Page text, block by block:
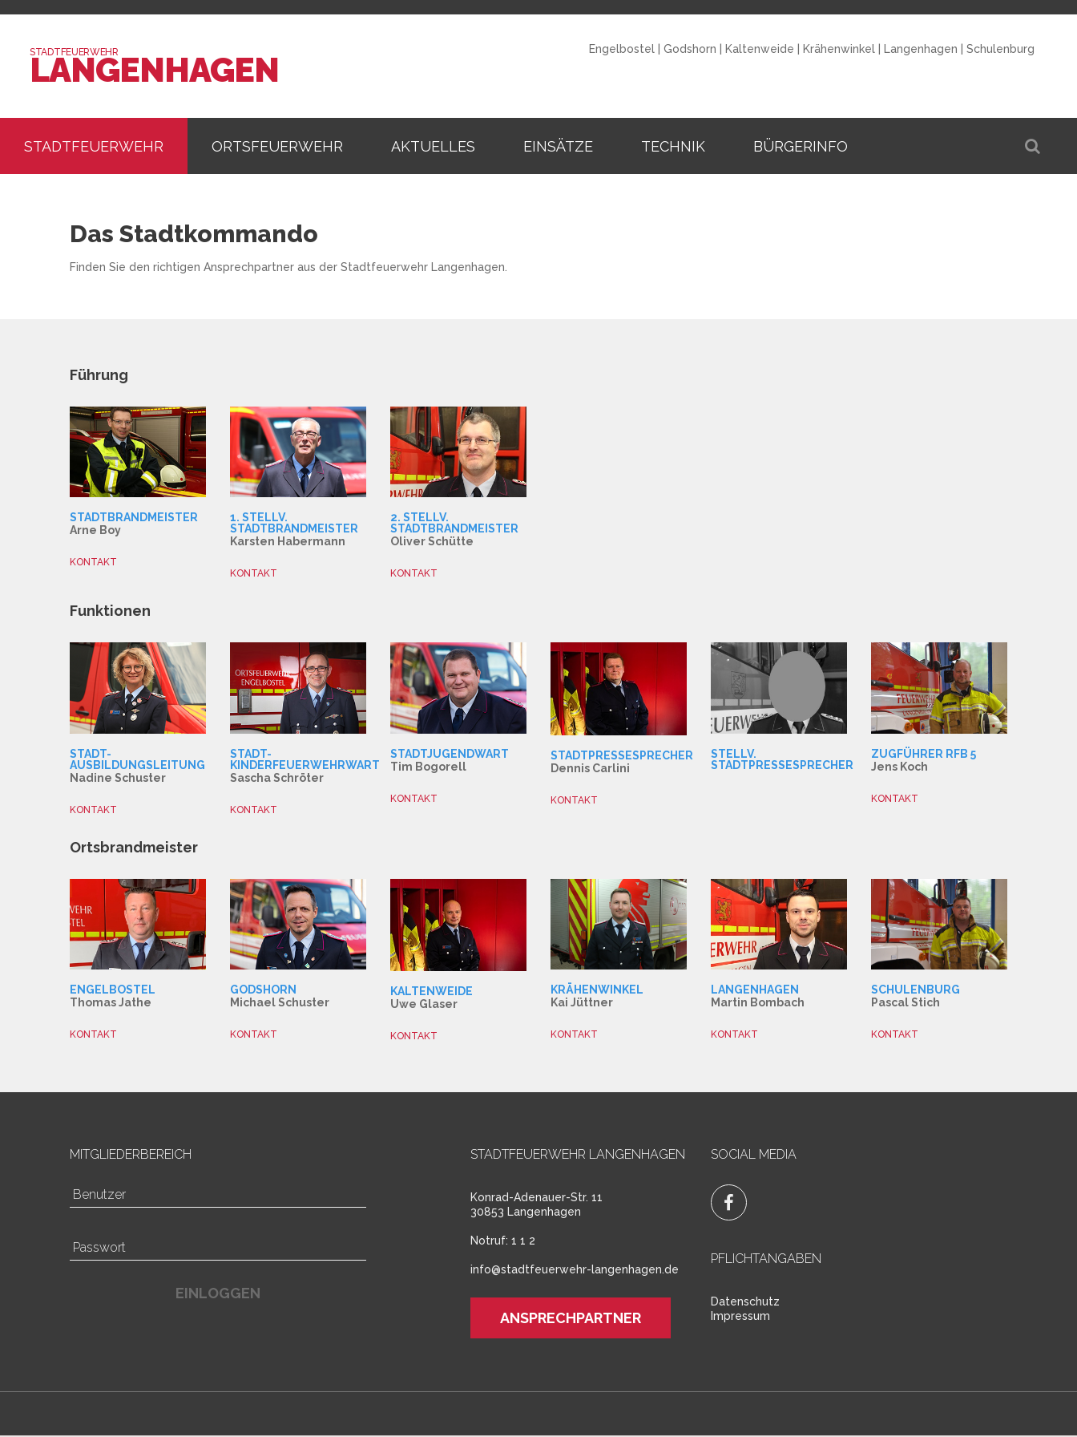
LANGENHAGEN
STADTFEUERWEHR Engelbostel Godshorn Kaltenweide Krähenwinkel Langenhagen Schulenburg
STADTFEUERWEHR ORTSFEUERWEHR AKTUELLES EINSÄTZE TECHNIK BÜRGERINFO
Das Stadtkommando
Finden Sie den richtigen Ansprechpartner aus der Stadtfeuerwehr Langenhagen.
Führung
STADTBRANDMEISTER
Arne Boy
KONTAKT
1. STELLV.
STADTBRANDMEISTER
Karsten Habermann
KONTAKT
2. STELLV.
STADTBRANDMEISTER
Oliver Schütte
KONTAKT
Funktionen
STADT-
AUSBILDUNGSLEITUNG
Nadine Schuster
KONTAKT
STADT-
KINDERFEUERWEHRWART
Sascha Schröter
KONTAKT
STADTJUGENDWART
Tim Bogorell
KONTAKT
STADTPRESSESPRECHER
Dennis Carlini
KONTAKT
STELLV.
STADTPRESSESPRECHER
ZUGFÜHRER RFB 5
Jens Koch
KONTAKT
Ortsbrandmeister
ENGELBOSTEL
Thomas Jathe
KONTAKT
GODSHORN
Michael Schuster
KONTAKT
KALTENWEIDE
Uwe Glaser
KONTAKT
KRÄHENWINKEL
Kai Jüttner
KONTAKT
LANGENHAGEN
Martin Bombach
KONTAKT
SCHULENBURG
Pascal Stich
KONTAKT
MITGLIEDERBEREICH
EINLOGGEN
STADTFEUERWEHR LANGENHAGEN
Konrad-Adenauer-Str. 11
30853 Langenhagen
Notruf: 1 1 2
info@stadtfeuerwehr-langenhagen.de
ANSPRECHPARTNER
SOCIAL MEDIA
PFLICHTANGABEN
Datenschutz
Impressum